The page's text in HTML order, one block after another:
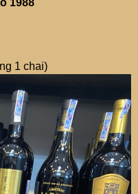
1 chai)